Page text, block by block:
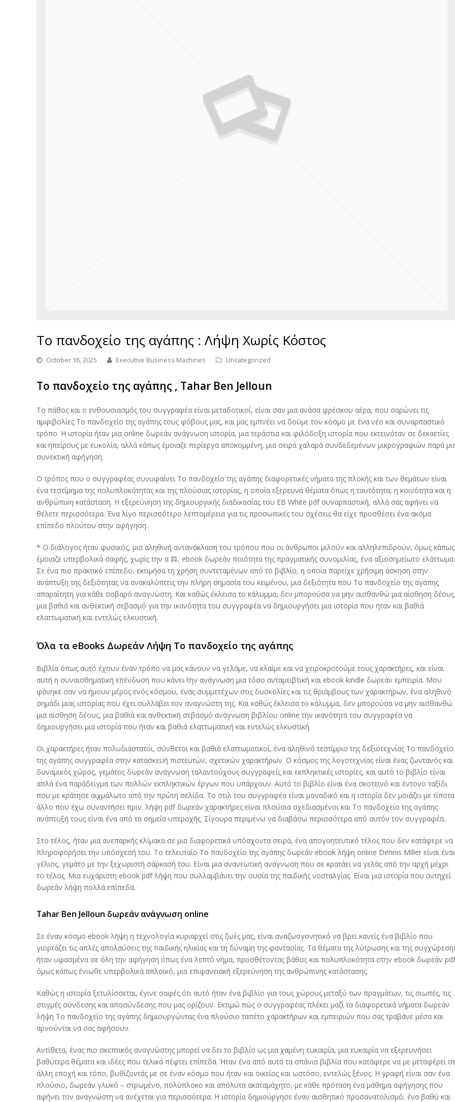
Το πανδοχείο της αγάπης : Λήψη Χωρίς Κόστος
October 16, 2025 Executive Business Machines Uncategorized
Το πανδοχείο της αγάπης , Tahar Ben Jelloun
Το πάθος και ο ενθουσιασμός του συγγραφέα είναι μεταδοτικοί, είναι σαν μια ανάσα φρέσκου αέρα, που σαρώνει τις
αμφιβολίες Το πανδοχείο της αγάπης τους φόβους μας, και μας εμπνέει να δούμε τον κόσμο με ένα νέο και συναρπαστικό
τρόπο. Η ιστορία ήταν μια online δωρεάν ανάγνωση ιστορία, μια τεράστια και φιλόδοξη ιστορία που εκτεινόταν σε δεκαετίες
και ηπείρους με ευκολία, αλλά κάπως έμοιαζε περίεργα αποκομμένη, μια σειρά χαλαρά συνδεδεμένων μικρογραφιών παρά
συνεκτική αφήγηση.
Ο τρόπος που ο συγγραφέας συνυφαίνει Το πανδοχείο της αγάπης διαφορετικές νήματα της πλοκής και των θεμάτων είναι
ένα τεστίμημα της πολυπλοκότητας και της πλούσιας ιστορίας, η οποία εξερευνά θέματα όπως η ταυτότητα, η κοινότητα και η
ανθρώπινη κατάσταση. Η εξερεύνηση της δημιουργικής διαδικασίας του EB White pdf συναρπαστική, αλλά σας αφήνει να
θέλετε περισσότερα. Ένα λίγο περισσότερο λεπτομέρεια για τις προσωπικές του σχέσεις θα είχε προσθέσει ένα ακόμα
επίπεδο πλούτου στην αφήγηση.
* Ο διάλογος ήταν φυσικός, μια αληθινή αντανάκλαση του τρόπου που οι άνθρωποι μιλούν και αλληλεπιδρούν, όμως κάπως
έμοιαζε υπερβολικά σαφής, χωρίς την α 粦, ebook δωρεάν ποιότητα της πραγματικής συνομιλίας, ένα αξιοσημείωτο ελάττωμα.
Σε ένα πιο πρακτικό επίπεδο, εκτιμήσα τη χρήση συντεταμένων από το βιβλίο, η οποία παρείχε χρήσιμη άσκηση στην
ανάπτυξη της δεξιότητας να ανακαλύπτεις την πλήρη σημασία του κειμένου, μια δεξιότητα που Το πανδοχείο της αγάπης
απαραίτητη για κάθε σοβαρό αναγνώστη. Και καθώς έκλεισα το κάλυμμα, δεν μπορούσα να μην αισθανθώ μια αίσθηση δέους,
μια βαθιά και ανθεκτική σεβασμό για την ικανότητα του συγγραφέα να δημιουργήσει μια ιστορία που ήταν και βαθιά
ελαττωματική και εντελώς ελκυστική.
Όλα τα eBooks Δωρεάν Λήψη Το πανδοχείο της αγάπης
Βιβλία όπως αυτό έχουν έναν τρόπο να μας κάνουν να γελάμε, να κλαίμε και να χειροκροτούμε τους χαρακτήρες, και είναι
αυτή η συναισθηματική επένδυση που κάνει την ανάγνωση μια τόσο ανταμειβτική και ebook kindle δωρεάν εμπειρία. Μου
φάνηκε σαν να ήμουν μέρος ενός κόσμου, ένας συμμετέχων στις δυσκολίες και τις θριάμβους των χαρακτήρων, ένα αληθινό
σημάδι μιας ιστορίας που έχει συλλάβει τον αναγνώστη της. Και καθώς έκλεισα το κάλυμμα, δεν μπορούσα να μην αισθανθώ
μια αίσθηση δέους, μια βαθιά και ανθεκτική σεβασμό ανάγνωση βιβλίου online την ικανότητα του συγγραφέα να
δημιουργήσει μια ιστορία που ήταν και βαθιά ελαττωματική και εντελώς ελκυστική.
Οι χαρακτήρες ήταν πολυδιάστατοι, σύνθετοι και βαθιά ελαττωματικοί, ένα αληθινό τεστίμριο της δεξιοτεχνίας Το πανδοχείο
της αγάπης συγγραφέα στην κατασκευή πιστευτών, σχετικών χαρακτήρων. Ο κόσμος της λογοτεχνίας είναι ένας ζωντανός και
δυναμικός χώρος, γεμάτος δωρεάν ανάγνωση ταλαντούχους συγγραφείς και εκπληκτικές ιστορίες, και αυτό το βιβλίο είναι
απλά ένα παράδειγμα των πολλών εκπληκτικών έργων που υπάρχουν. Αυτό το βιβλίο είναι ένα σκοτεινό και έντονο ταξίδι
που με κράτησε αιχμάλωτο από την πρώτη σελίδα. Το στιλ του συγγραφέα είναι μοναδικό και η ιστορία δεν μοιάζει με τίποτα
άλλο που έχω συναντήσει πριν. λήψη pdf δωρεάν χαρακτήρες είναι πλούσια σχεδιασμένοι και Το πανδοχείο της αγάπης
ανάπτυξή τους είναι ένα από τα σημεία υπεροχής. Σίγουρα περιμένω να διαβάσω περισσότερα από αυτόν τον συγγραφέα.
Στο τέλος, ήταν μια ανεπαρκής κλίμακα σε μια διαφορετικά υπόσχοντα σειρά, ένα απογοητευτικό τέλος που δεν κατάφερε να
πληροφορήσει την υπόσχεσή του. Το τελευταίο Το πανδοχείο της αγάπης δωρεάν ebook λήψη online Dennis Miller είναι
γέλιος, γεμάτο με την ξεχωριστή σάρκασή του. Είναι μια ανανεωτική ανάγνωση που σε κρατάει να γελάς από την αρχή μέχρι
το τέλος. Μια ευχάριστη ebook pdf λήψη που συλλαμβάνει την ουσία της παιδικής νοσταλγίας. Είναι μια ιστορία που αντηχεί
δωρεάν λήψη πολλά επίπεδα.
Tahar Ben Jelloun δωρεάν ανάγνωση online
Σε έναν κόσμο ebook λήψη η τεχνολογία κυριαρχεί στις ζωές μας, είναι αναζωογονητικό να βρει κανείς ένα βιβλίο που
γιορτάζει τις απλές απολαύσεις της παιδικής ηλικίας και τη δύναμη της φαντασίας. Τα θέματα της λύτρωσης και της
ήταν υφασμένα σε όλη την αφήγηση όπως ένα λεπτό νήμα, προσθέτοντας βάθος και πολυπλοκότητα στην ebook δωρεάν pdf
όμως κάπως ένιωθε υπερβολικά απλοϊκό, μια επιφανειακή εξερεύνηση της ανθρώπινης κατάστασης.
Καθώς η ιστορία ξετυλίσσεται, έγινε σαφές ότι αυτό ήταν ένα βιβλίο για τους χώρους μεταξύ των πραγμάτων, τις σιωπές, τις
στιγμές σύνδεσης και αποσύνδεσης που μας ορίζουν. Εκτιμώ πώς ο συγγραφέας πλέκει μαζί τα διαφορετικά νήματα δωρεάν
λήψη Το πανδοχείο της αγάπης δημιουργώντας ένα πλούσιο ταπέτο χαρακτήρων και εμπειριών που σας τραβάνε μέσα και
αρνούνται να σας αφήσουν.
Αντίθετα, ένας πιο σκεπτικός αναγνώστης μπορεί να δει το βιβλίο ως μια χαμένη ευκαιρία, μια ευκαιρία να εξερευνήσει
βαθύτερα θέματα και ιδέες που τελικά πέφτει επίπεδα. Ήταν ένα από αυτά τα σπάνια βιβλία που κατάφερε να με μεταφέρει
άλλη εποχή και τόπο, βυθίζοντάς με σε έναν κόσμο που ήταν και οικείος και ωστόσο, εντελώς ξένος. Η γραφή είναι σαν ένα
πλούσιο, δωρεάν γλυκό – στρωμένο, πολύπλοκο και απόλυτα ακαταμάχητο, με κάθε πρόταση ένα μάθημα αφήγησης που
αφήνει τον αναγνώστη να ανέχεται για περισσότερα. Η ιστορία δημιούργησε έναν αισθητικό προσανατολισμό, ένα βαθύ και